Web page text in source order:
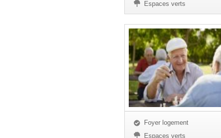
Espaces verts
Foyer logement
Espaces verts